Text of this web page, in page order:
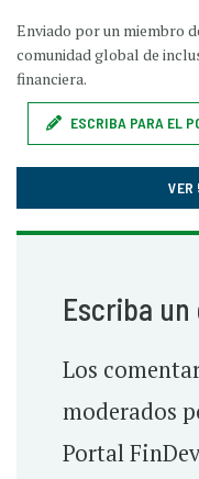
Enviado por un miembro
comunidad global de
financiera.
ESCRIBA PARA EL
VER
Escriba
Los
moderados
Portal